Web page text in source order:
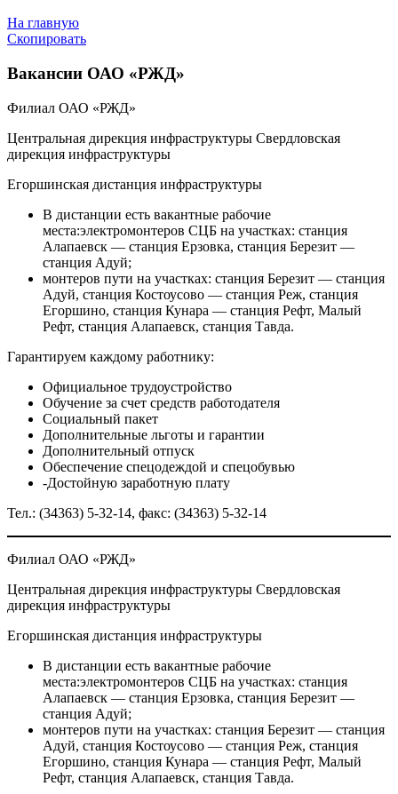
На главную
Скопировать
Вакансии ОАО «РЖД»
Филиал ОАО «РЖД»
Центральная дирекция инфраструктуры Свердловская
дирекция инфраструктуры
Егоршинская дистанция инфраструктуры
В дистанции есть вакантные рабочие
места:электромонтеров СЦБ на участках: станция
Алапаевск — станция Ерзовка, станция Березит —
станция Адуй;
монтеров пути на участках: станция Березит — станция
Адуй, станция Костоусово — станция Реж, станция
Егоршино, станция Кунара — станция Рефт, Малый
Рефт, станция Алапаевск, станция Тавда.
Гарантируем каждому работнику:
Официальное трудоустройство
Обучение за счет средств работодателя
Социальный пакет
Дополнительные льготы и гарантии
Дополнительный отпуск
Обеспечение спецодеждой и спецобувью
-Достойную заработную плату
Тел.: (34363) 5-32-14, факс: (34363) 5-32-14
Филиал ОАО «РЖД»
Центральная дирекция инфраструктуры Свердловская
дирекция инфраструктуры
Егоршинская дистанция инфраструктуры
В дистанции есть вакантные рабочие
места:электромонтеров СЦБ на участках: станция
Алапаевск — станция Ерзовка, станция Березит —
станция Адуй;
монтеров пути на участках: станция Березит — станция
Адуй, станция Костоусово — станция Реж, станция
Егоршино, станция Кунара — станция Рефт, Малый
Рефт, станция Алапаевск, станция Тавда.